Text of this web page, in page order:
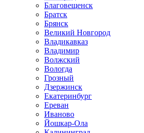
Благовещенск
Братск
Брянск
Великий Новгород
Владикавказ
Владимир
Волжский
Вологда
Грозный
Дзержинск
Екатеринбург
Ереван
Иваново
Йошкар-Ола